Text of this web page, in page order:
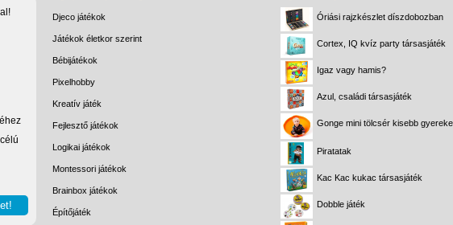
Djeco játékok
Játékok életkor szerint
Bébijátékok
Pixelhobby
Kreatív játék
Fejlesztő játékok
Logikai játékok
Montessori játékok
Brainbox játékok
Építőjáték
Óriási rajzkészlet díszdobozban
Cortex, IQ kvíz party társasjáték
Igaz vagy hamis?
Azul, családi társasjáték
Gonge mini tölcsér kisebb
Piratatak
Kac Kac kukac társasjáték
Dobble játék